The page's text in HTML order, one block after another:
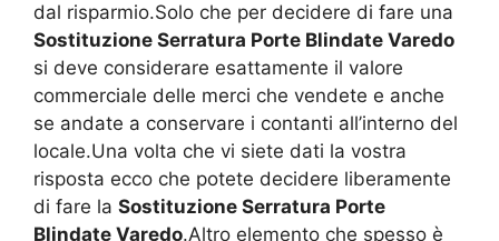
dal risparmio.Solo che per decidere di fare una
Sostituzione Serratura Porte Blindate Varedo
si deve considerare esattamente il valore
commerciale delle merci che vendete e anche
se andate a conservare i contanti all’interno del
locale.Una volta che vi siete dati la vostra
risposta ecco che potete decidere liberamente
di fare la Sostituzione Serratura Porte
Blindate Varedo.Altro elemento che spesso è